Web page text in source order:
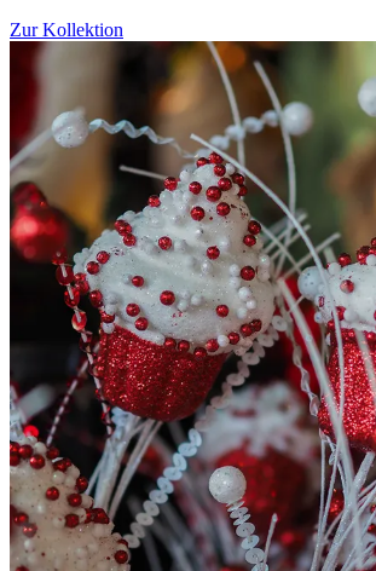
Zur Kollektion